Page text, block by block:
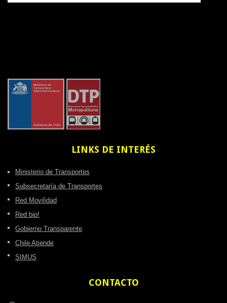
LINKS DE INTERÉS
Ministerio de Transportes
Subsecretaría de Transportes
Red Movilidad
Red bip!
Gobierno Transparente
Chile Atiende
SIMUS
CONTACTO